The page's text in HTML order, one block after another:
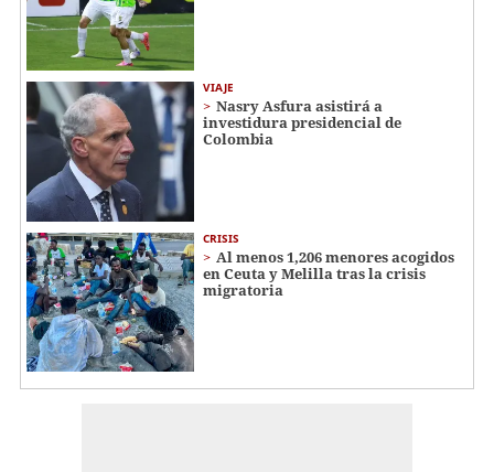
VIAJE
Nasry Asfura asistirá a
investidura presidencial de
Colombia
CRISIS
Al menos 1,206 menores acogidos
en Ceuta y Melilla tras la crisis
migratoria